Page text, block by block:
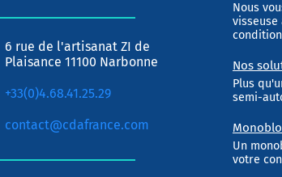
6 rue de l'artisanat ZI de
Plaisance 11100 Narbonne
+33(0)4.68.41.25.29
contact@cdafrance.com
Nous
Nos
Plus
semi-
Un
votre